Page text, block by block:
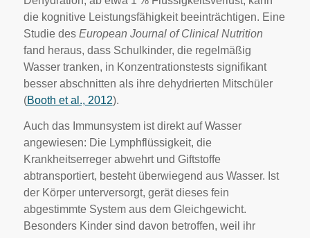
die kognitive Leistungsfähigkeit beeinträchtigen. Eine
Studie des European Journal of Clinical Nutrition
fand heraus, dass Schulkinder, die regelmäßig
Wasser tranken, in Konzentrationstests signifikant
besser abschnitten als ihre dehydrierten Mitschüler
(Booth et al., 2012).
Auch das Immunsystem ist direkt auf Wasser
angewiesen: Die Lymphflüssigkeit, die
Krankheitserreger abwehrt und Giftstoffe
abtransportiert, besteht überwiegend aus Wasser. Ist
der Körper unterversorgt, gerät dieses fein
abgestimmte System aus dem Gleichgewicht.
Besonders Kinder sind davon betroffen, weil ihr